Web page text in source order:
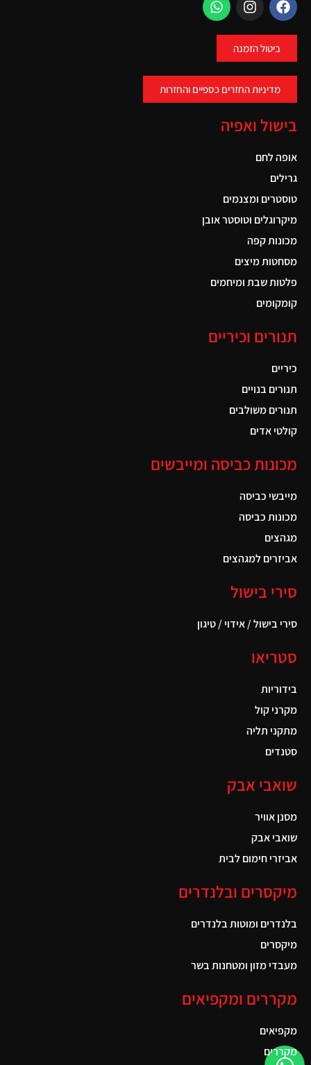
ביטול הזמנה
מדיניות החזרים כספיים והחזרות
בישול ואפיה
אופה לחם
גרילים
טוסטרים ומצנמים
מיקרוגלים וטוסטר אובן
מכונות קפה
מסחטות מיצים
פלטות שבת ומיחמים
קומקומים
תנורים וכיריים
כיריים
תנורים בנויים
תנורים משולבים
קולטי אדים
מכונות כביסה ומייבשים
מייבשי כביסה
מכונות כביסה
מגהצים
אביזרים למגהצים
סירי בישול
סירי בישול / אידוי / טיגון
סטריאו
בידוריות
מקרני קול
מתקני תליה
סטנדים
שואבי אבק
מסנן אוויר
שואבי אבק
אביזרי חימום לבית
מיקסרים ובלנדרים
בלנדרים ומוטות בלנדרים
מיקסרים
מעבדי מזון ומטחנות בשר
מקררים ומקפיאים
מקפיאים
מקררים